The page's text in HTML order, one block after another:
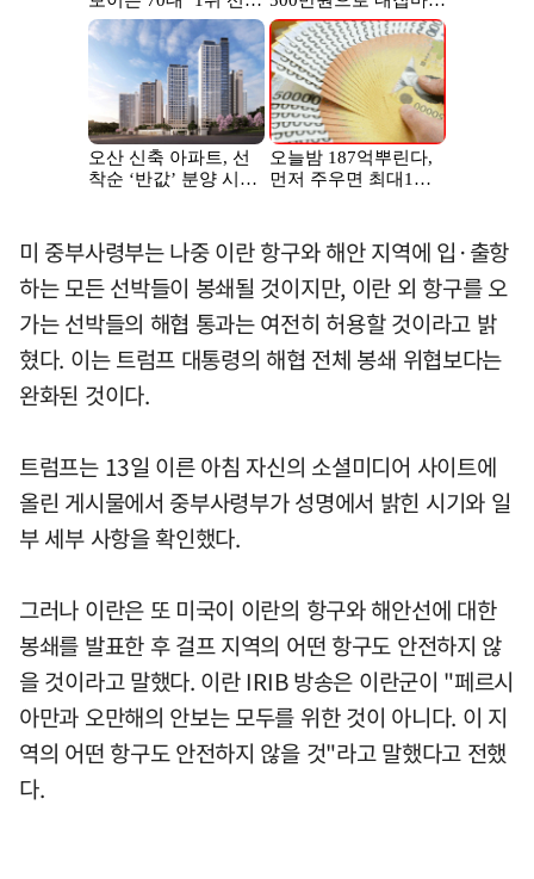
미 중부사령부는 나중 이란 항구와 해안 지역에 입·출항
하는 모든 선박들이 봉쇄될 것이지만, 이란 외 항구를 오
가는 선박들의 해협 통과는 여전히 허용할 것이라고 밝
혔다. 이는 트럼프 대통령의 해협 전체 봉쇄 위협보다는
완화된 것이다.
트럼프는 13일 이른 아침 자신의 소셜미디어 사이트에
올린 게시물에서 중부사령부가 성명에서 밝힌 시기와 일
부 세부 사항을 확인했다.
그러나 이란은 또 미국이 이란의 항구와 해안선에 대한
봉쇄를 발표한 후 걸프 지역의 어떤 항구도 안전하지 않
을 것이라고 말했다. 이란 IRIB 방송은 이란군이 "페르시
아만과 오만해의 안보는 모두를 위한 것이 아니다. 이 지
역의 어떤 항구도 안전하지 않을 것"라고 말했다고 전했
다.